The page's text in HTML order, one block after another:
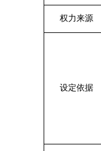
权力来源
设定依据